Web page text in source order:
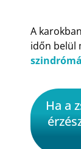
A
időn belül
Ha a